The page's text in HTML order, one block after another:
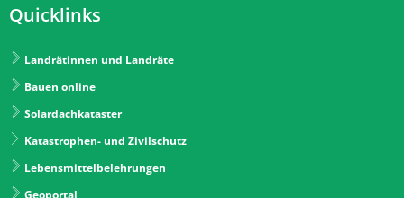
Quicklinks
Landrätinnen und Landräte
Bauen online
Solardachkataster
Katastrophen- und Zivilschutz
Lebensmittelbelehrungen
Geoportal